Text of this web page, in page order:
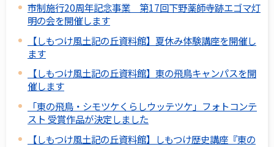
市制施行20周年記念事業 第17回下野薬師寺跡エゴマ灯
明の会を開催します
【しもつけ風土記の丘資料館】夏休み体験講座を開催し
ます
【しもつけ風土記の丘資料館】東の飛鳥キャンパスを開
催します
「東の飛鳥・シモツケくらしウッテツケ」フォトコンテ
スト 受賞作品が決定しました
【しもつけ風土記の丘資料館】しもつけ歴史講座『東の